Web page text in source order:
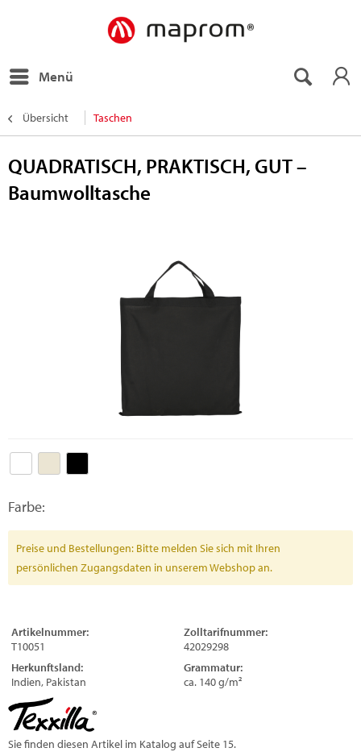
Menü
Übersicht Taschen
QUADRATISCH, PRAKTISCH, GUT –
Baumwolltasche
Farbe:
Preise und Bestellungen: Bitte melden Sie sich mit Ihren
persönlichen Zugangsdaten in unserem Webshop an.
Artikelnummer:
T10051
Zolltarifnummer:
42029298
Herkunftsland:
Indien, Pakistan
Grammatur:
ca. 140 g/m²
Sie finden diesen Artikel im Katalog auf Seite 15.